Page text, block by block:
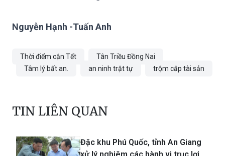
Nguyễn Hạnh -Tuấn Anh
Thời điểm cận Tết
Tân Triều Đồng Nai
Tâm lý bất an.
an ninh trật tự trộm cắp tài sản
TIN LIÊN QUAN
Đặc khu Phú Quốc, tỉnh An Giang